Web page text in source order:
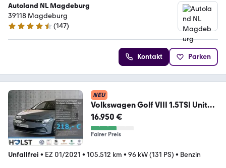
Autoland NL Magdeburg
39118 Magdeburg
4.6 Sterne
(147)
Kontakt Parken
NEU
Volkswagen Golf VIII 1.5TSI United
HuD Standh AHK ACC Kamer
16.950 €
Fairer Preis
Unfallfrei • EZ 01/2021 • 105.512 km • 96 kW (131 PS) • Benzin